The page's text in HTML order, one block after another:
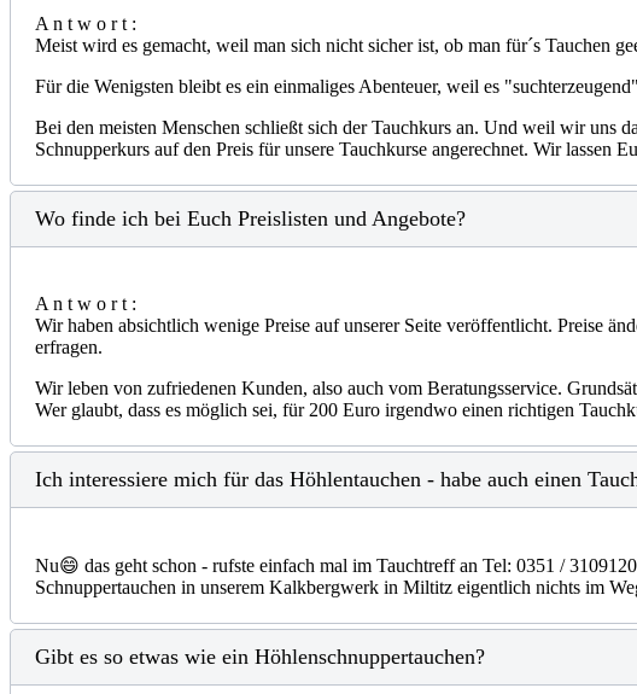
A n t w o r t :
Meist wird es gemacht, weil man sich nicht sicher ist, ob man für´s Tauchen
Für die Wenigsten bleibt es ein einmaliges Abenteuer, weil es
Bei den meisten Menschen schließt sich der Tauchkurs an. Und weil wir uns
Schnupperkurs auf den Preis für unsere Tauchkurse angerechnet. Wir lassen
Wo finde ich bei Euch Preislisten und Angebote?
A n t w o r t :
Wir haben absichtlich wenige Preise auf unserer Seite veröffentlicht. Preise
erfragen.
Wir leben von zufriedenen Kunden, also auch vom Beratungsservice.
Wer glaubt, dass es möglich sei, für 200 Euro irgendwo einen richtigen
Ich interessiere mich für das Höhlentauchen - habe auch einen
Nu😄 das geht schon - rufste einfach mal im Tauchtreff an Tel: 0351 /
Schnuppertauchen in unserem Kalkbergwerk in Miltitz eigentlich nichts im
Gibt es so etwas wie ein Höhlenschnuppertauchen?